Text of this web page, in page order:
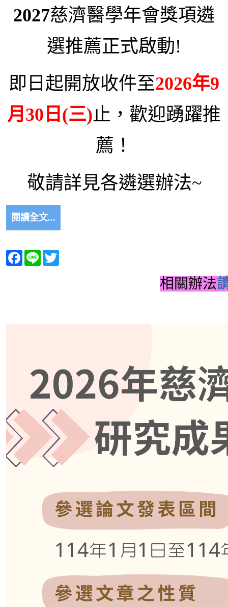
2027慈濟醫學年會獎項遴
選推薦正式啟動!
即日起開放收件至2026年9
月30日(三)止，歡迎踴躍推
薦！
敬請詳見各遴選辦法~
閱讀全文...
Facebook
Line
相關辦法